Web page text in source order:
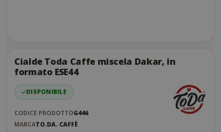
the
end
the
images
gallery
Cialde Toda Caffe miscela Dakar, in
formato ESE44
DISPONIBILE
CODICE PRODOTTOG446
MARCATO.DA. CAFFÈ